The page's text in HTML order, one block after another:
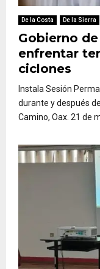
De la Costa De la Sierra
Gobierno
enfrentar
ciclones
Instala Sesión
durante y después
Camino, Oax. 21 de